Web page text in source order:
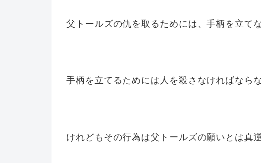
父トールズの仇を取るためには、手柄を立て
手柄を立てるためには人を殺さなければならな
けれどもその行為は父トールズの願いとは真